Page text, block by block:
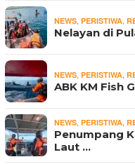
NEWS PERISTIWA
Nelayan di
NEWS PERISTIWA
ABK KM Fish
NEWS PERISTIWA
Penumpang
Laut …